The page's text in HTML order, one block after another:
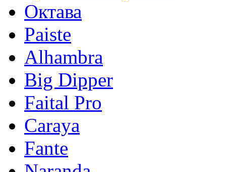
Октава
Paiste
Alhambra
Big Dipper
Faital Pro
Caraya
Fante